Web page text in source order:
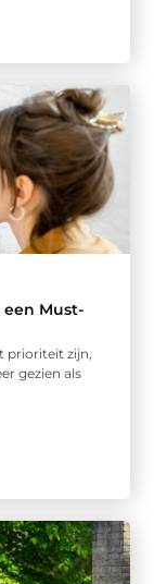
Must-
prioriteit zijn,
gezien als